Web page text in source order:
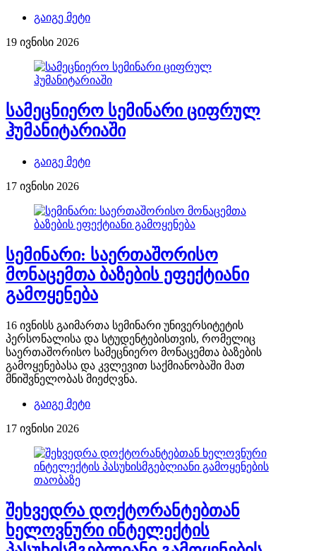
გაიგე მეტი
19 ივნისი 2026
სამეცნიერო სემინარი ციფრულ
ჰუმანიტარიაში
გაიგე მეტი
17 ივნისი 2026
სემინარი: საერთაშორისო
მონაცემთა ბაზების ეფექტიანი
გამოყენება
16 ივნისს გაიმართა სემინარი უნივერსიტეტის
პერსონალისა და სტუდენტებისთვის, რომელიც
საერთაშორისო სამეცნიერო მონაცემთა ბაზების
გამოყენებასა და კვლევით საქმიანობაში მათ
მნიშვნელობას მიეძღვნა.
გაიგე მეტი
17 ივნისი 2026
შეხვედრა დოქტორანტებთან
ხელოვნური ინტელექტის